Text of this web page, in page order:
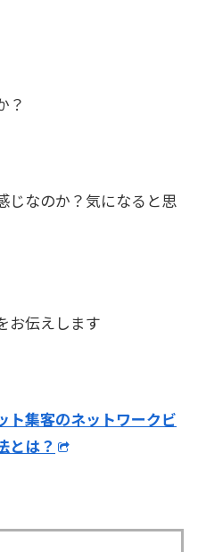
？
じなのか？気になると思
お伝えします
ト集客のネットワークビ
とは？